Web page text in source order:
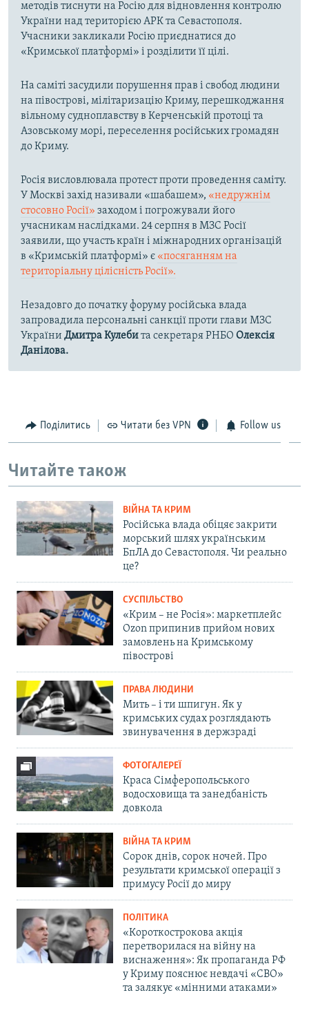
методів тиснути на Росію для відновлення контролю
України над територією АРК та Севастополя.
Учасники закликали Росію приєднатися до
«Кримської платформі» і розділити її цілі.
На саміті засудили порушення прав і свобод людини
на півострові, мілітаризацію Криму, перешкоджання
вільному судноплавству в Керченській протоці та
Азовському морі, переселення російських громадян
до Криму.
Росія висловлювала протест проти проведення саміту.
У Москві захід називали «шабашем», «недружнім
стосовно Росії» заходом і погрожували його
учасникам наслідками. 24 серпня в МЗС Росії
заявили, що участь країн і міжнародних організацій
в «Кримській платформі» є «посяганням на
територіальну цілісність Росії».
Незадовго до початку форуму російська влада
запровадила персональні санкції проти глави МЗС
України Дмитра Кулебита секретаря РНБО Олексія
Данілова.
Поділитись Читати без VPN Follow us
Читайте також
ВІЙНА ТА КРИМ
Російська влада обіцяє закрити
морський шлях українським
БпЛА до Севастополя. Чи реально
це?
СУСПІЛЬСТВО
«Крим – не Росія»: маркетплейс
Ozon припинив прийом нових
замовлень на Кримському
півострові
ПРАВА ЛЮДИНИ
Мить – і ти шпигун. Як у
кримських судах розглядають
звинувачення в держзраді
ФОТОГАЛЕРЕЇ
Краса Сімферопольського
водосховища та занедбаність
довкола
ВІЙНА ТА КРИМ
Сорок днів, сорок ночей. Про
результати кримської операції з
примусу Росії до миру
ПОЛІТИКА
«Короткострокова акція
перетворилася на війну на
виснаження»: Як пропаганда РФ
у Криму пояснює невдачі «СВО»
та залякує «мінними атаками»